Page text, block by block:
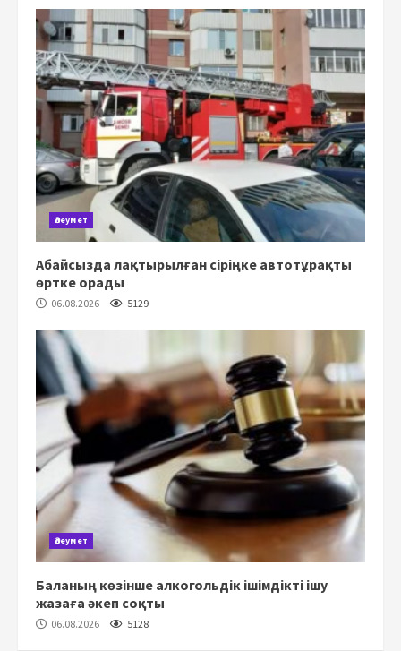
Әлеумет
Абайсызда лақтырылған сіріңке автотұрақты
өртке орады
06.08.2026 5129
Әлеумет
Баланың көзінше алкогольдік ішімдікті ішу
жазаға әкеп соқты
06.08.2026 5128